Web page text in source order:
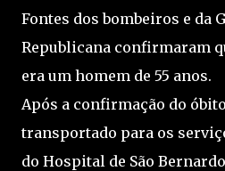
Fontes dos bombeiros e da
Republicana confirmaram
era um homem de 55 anos.
Após a confirmação do
transportado para os
do Hospital de São